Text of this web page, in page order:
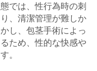
では、性行為時の刺
、清潔管理が難しか
し、包茎手術によっ
ため、性的な快感や
。